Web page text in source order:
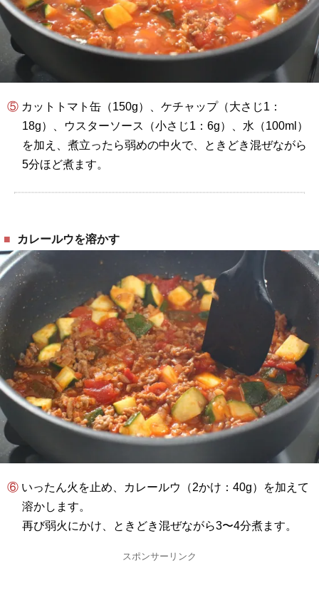
⑤ カットトマト缶（150g）、ケチャップ（大さじ1：
18g）、ウスターソース（小さじ1：6g）、水（100ml）
を加え、煮立ったら弱めの中火で、ときどき混ぜながら
5分ほど煮ます。
カレールウを溶かす
⑥ いったん火を止め、カレールウ（2かけ：40g）を加えて
溶かします。
再び弱火にかけ、ときどき混ぜながら3〜4分煮ます。
スポンサーリンク